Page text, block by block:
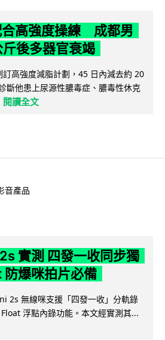
合高強度操練 成都男
後多器官衰竭
高強度減脂計劃，45 日內減去約 20
斷他患上尿源性膿毒症、膿毒性休克
閱讀全文
音產品
實測 四發一收同步獨
爆咪拍片必備
2s 無線咪支援「四發一收」分軌錄
浮點內錄功能。本文經實測其...